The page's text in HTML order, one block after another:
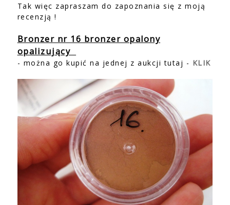
Tak więc zapraszam do zapoznania się z moją
recenzją !
Bronzer nr 16 bronzer opalony
opalizujący
- można go kupić na jednej z aukcji tutaj - KLIK